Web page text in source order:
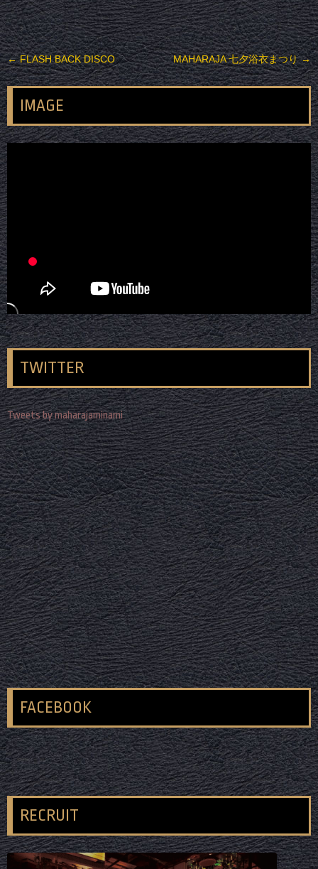
投稿ナビゲーション
←FLASH BACK DISCO MAHARAJA 七夕浴衣まつり→
IMAGE
TWITTER
Tweets by maharajaminami
FACEBOOK
RECRUIT